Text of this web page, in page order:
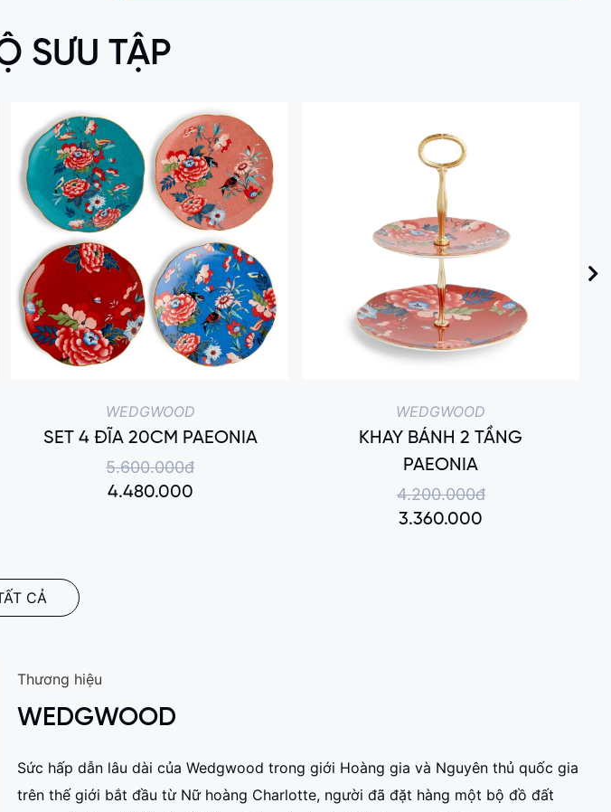
SƯU TẬP
WEDGWOOD
SET 4 ĐĨA 20CM PAEONIA
5.600.000đ
4.480.000
WEDGWOOD
KHAY BÁNH 2 TẦNG
PAEONIA
4.200.000đ
3.360.000
CẢ
Thương hiệu
WEDGWOOD
Sức hấp dẫn lâu dài của Wedgwood trong giới Hoàng gia và Nguyên thủ quốc gia
trên thế giới bắt đầu từ Nữ hoàng Charlotte, người đã đặt hàng một bộ đồ đất